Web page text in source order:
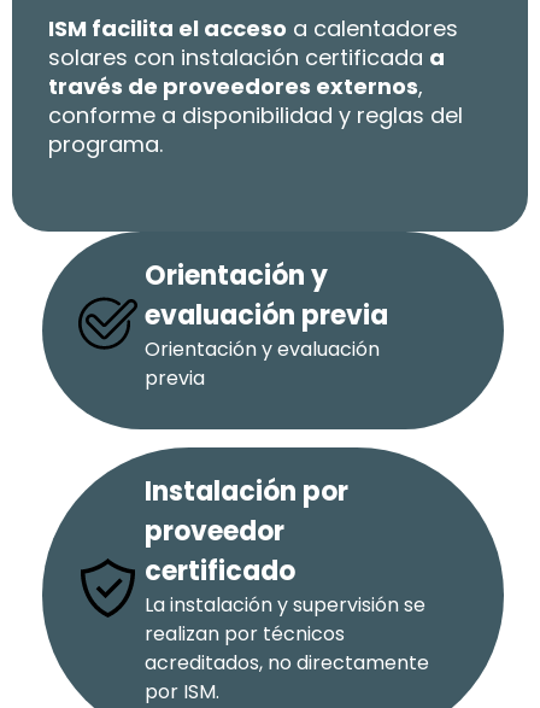
ISM facilita el acceso a calentadores
solares con instalación certificada a
través de proveedores externos,
conforme a disponibilidad y reglas del
programa.
Orientación y
evaluación previa
Orientación y evaluación
previa
Instalación por
proveedor
certificado
La instalación y supervisión se
realizan por técnicos
acreditados, no directamente
por ISM.